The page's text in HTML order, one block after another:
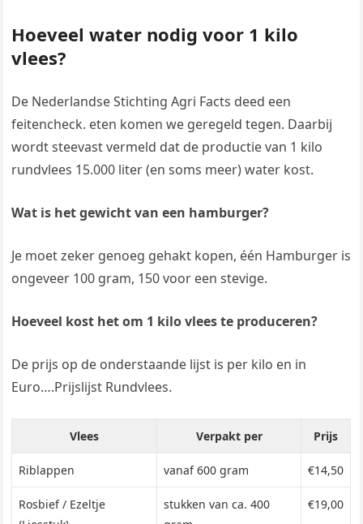
Hoeveel water nodig voor 1 kilo
vlees?
De Nederlandse Stichting Agri Facts deed een
feitencheck. eten komen we geregeld tegen. Daarbĳ
wordt steevast vermeld dat de productie van 1 kilo
rundvlees 15.000 liter (en soms meer) water kost.
Wat is het gewicht van een hamburger?
Je moet zeker genoeg gehakt kopen, één Hamburger is
ongeveer 100 gram, 150 voor een stevige.
Hoeveel kost het om 1 kilo vlees te produceren?
De prijs op de onderstaande lijst is per kilo en in
Euro….Prijslijst Rundvlees.
Vlees Verpakt per Prijs
Riblappen vanaf 600 gram €14,50
Rosbief / Ezeltje
stukken van ca. 400
€19,00